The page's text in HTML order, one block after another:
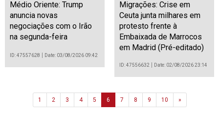
Médio Oriente: Trump
anuncia novas
negociações com o Irão
na segunda-feira
ID: 47557628 Date: 03/08/2026 09:42
Migrações: Crise em
Ceuta junta milhares em
protesto frente à
Embaixada de Marrocos
em Madrid (Pré-editado)
ID: 47556632 Date: 02/08/2026 23:14
1 2 3 4 5 6 7 8 9 10 »Next